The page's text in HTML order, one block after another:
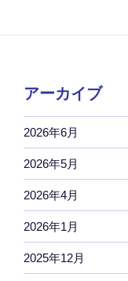
アーカイブ
2026年6月
2026年5月
2026年4月
2026年1月
2025年12月